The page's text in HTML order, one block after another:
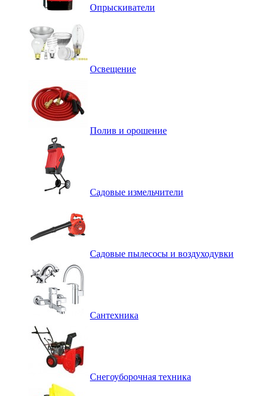
Опрыскиватели
Освещение
Полив и орошение
Садовые измельчители
Садовые пылесосы и воздуходувки
Сантехника
Снегоуборочная техника